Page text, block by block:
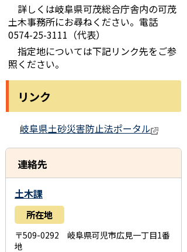
詳しくは岐阜県可茂総合庁舎内の可茂
土木事務所にお尋ねください。電話
0574-25-3111（代表）
指定地については下記リンク先をご参
照ください。
リンク
岐阜県土砂災害防止法ポータル
連絡先
土木課
所在地
〒509-0292 岐阜県可児市広見一丁目1番
地